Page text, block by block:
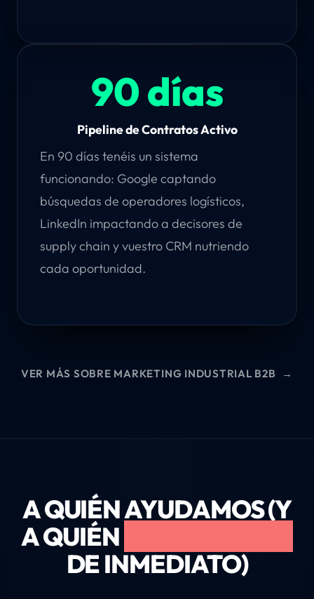
90 días
Pipeline de Contratos Activo
En 90 días tenéis un sistema
funcionando: Google captando
búsquedas de operadores logísticos,
LinkedIn impactando a decisores de
supply chain y vuestro CRM nutriendo
cada oportunidad.
VER MÁS SOBRE MARKETING INDUSTRIAL B2B →
A QUIÉN AYUDAMOS (Y
A QUIÉN
DE INMEDIATO)